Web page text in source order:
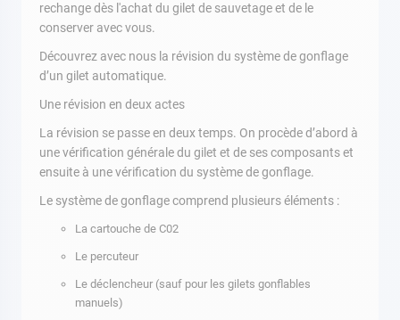
rechange dès l'achat du gilet de sauvetage et de le
conserver avec vous.
Découvrez avec nous la révision du système de gonflage
d’un gilet automatique.
Une révision en deux actes
La révision se passe en deux temps. On procède d’abord à
une vérification générale du gilet et de ses composants et
ensuite à une vérification du système de gonflage.
Le système de gonflage comprend plusieurs éléments :
La cartouche de C02
Le percuteur
Le déclencheur (sauf pour les gilets gonflables
manuels)